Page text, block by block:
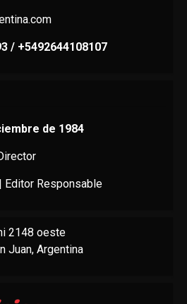
/ +5492644108107
de 1984
Editor Responsable
2148 oeste
Juan, Argentina